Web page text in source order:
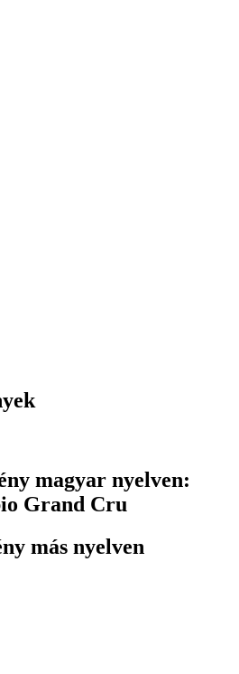
magyar nyelven:
Grand Cru
más nyelven